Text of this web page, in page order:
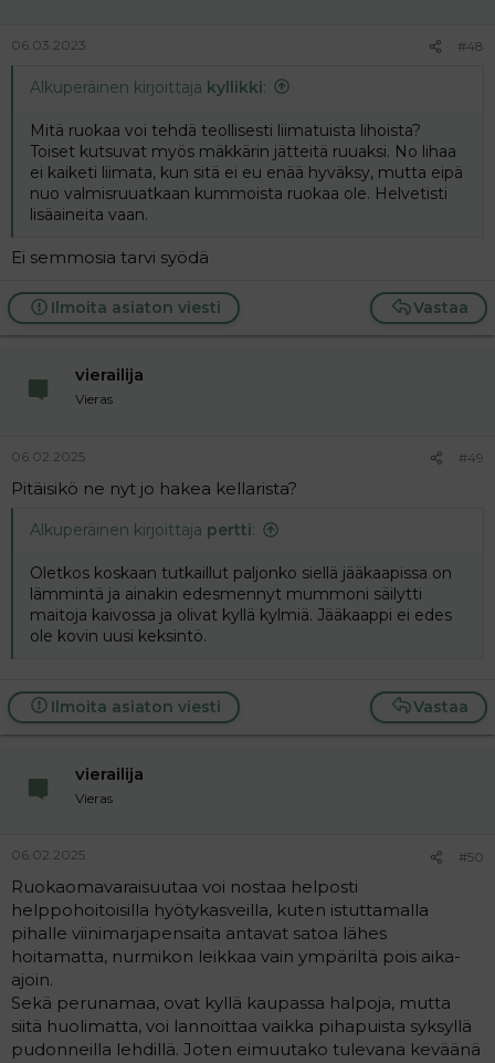
06.03.2023 #48
Alkuperäinen kirjoittaja kyllikki:
Mitä ruokaa voi tehdä teollisesti liimatuista lihoista?
Toiset kutsuvat myös mäkkärin jätteitä ruuaksi. No lihaa
ei kaiketi liimata, kun sitä ei eu enää hyväksy, mutta eipä
nuo valmisruuatkaan kummoista ruokaa ole. Helvetisti
lisäaineita vaan.
Ei semmosia tarvi syödä
Vastaa
Ilmoita asiaton viesti
vierailija
Vieras
06.02.2025 #49
Pitäisikö ne nyt jo hakea kellarista?
Alkuperäinen kirjoittaja pertti:
Oletkos koskaan tutkaillut paljonko siellä jääkaapissa on
lämmintä ja ainakin edesmennyt mummoni säilytti
maitoja kaivossa ja olivat kyllä kylmiä. Jääkaappi ei edes
ole kovin uusi keksintö.
Vastaa
Ilmoita asiaton viesti
vierailija
Vieras
06.02.2025 #50
Ruokaomavaraisuutaa voi nostaa helposti
helppohoitoisilla hyötykasveilla, kuten istuttamalla
pihalle viinimarjapensaita antavat satoa lähes
hoitamatta, nurmikon leikkaa vain ympäriltä pois aika-
ajoin.
Sekä perunamaa, ovat kyllä kaupassa halpoja, mutta
siitä huolimatta, voi lannoittaa vaikka pihapuista syksyllä
pudonneilla lehdillä. Joten eimuutako tulevana keväänä